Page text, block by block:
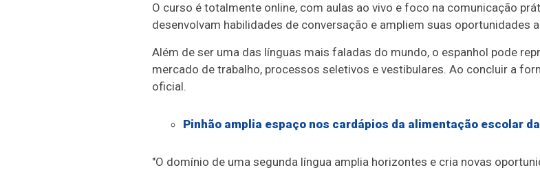
O curso é totalmente online, com aulas ao vivo e foco na comunicação
desenvolvam habilidades de conversação e ampliem suas oportunidades
Além de ser uma das línguas mais faladas do mundo, o espanhol pode
mercado de trabalho, processos seletivos e vestibulares. Ao concluir a
oficial.
Pinhão amplia espaço nos cardápios da alimentação escolar
"O domínio de uma segunda língua amplia horizontes e cria novas